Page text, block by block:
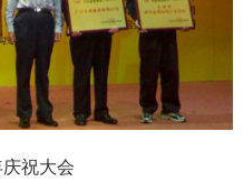
祝大会